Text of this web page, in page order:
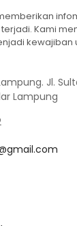
Kami
Jl.
Lampung